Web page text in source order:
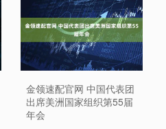
金领速配官网 中国代表团
出席美洲国家组织第55届
年会